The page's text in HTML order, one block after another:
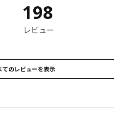
の数 総レビュー: 198
198
レビュー
てのレビューを表示